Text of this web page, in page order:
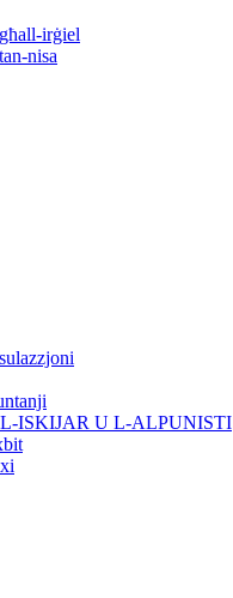
irġiel
nisa
ISKIJAR U L-ALPUNISTI